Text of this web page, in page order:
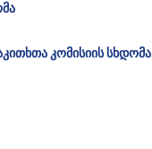
კომისიის სხდომა